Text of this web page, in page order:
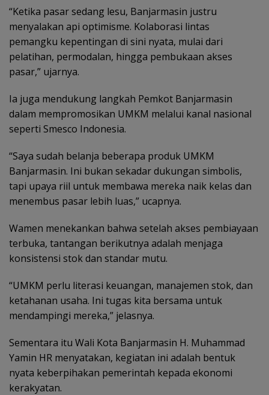
“Ketika pasar sedang lesu, Banjarmasin justru
menyalakan api optimisme. Kolaborasi lintas
pemangku kepentingan di sini nyata, mulai dari
pelatihan, permodalan, hingga pembukaan akses
pasar,” ujarnya.
Ia juga mendukung langkah Pemkot Banjarmasin
dalam mempromosikan UMKM melalui kanal nasional
seperti Smesco Indonesia.
“Saya sudah belanja beberapa produk UMKM
Banjarmasin. Ini bukan sekadar dukungan simbolis,
tapi upaya riil untuk membawa mereka naik kelas dan
menembus pasar lebih luas,” ucapnya.
Wamen menekankan bahwa setelah akses pembiayaan
terbuka, tantangan berikutnya adalah menjaga
konsistensi stok dan standar mutu.
“UMKM perlu literasi keuangan, manajemen stok, dan
ketahanan usaha. Ini tugas kita bersama untuk
mendampingi mereka,” jelasnya.
Sementara itu Wali Kota Banjarmasin H. Muhammad
Yamin HR menyatakan, kegiatan ini adalah bentuk
nyata keberpihakan pemerintah kepada ekonomi
kerakyatan.